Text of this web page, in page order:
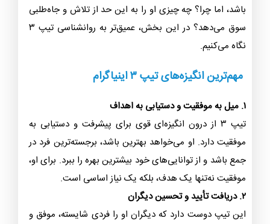
باشد، اما چرا؟ چه چیزی او را به این حد از تلاش و جاه‌طلبی
سوق می‌دهد؟ در این بخش، عمیق‌تر به روانشناسی تیپ ۳
نگاه می‌کنیم.
مهم‌ترین انگیزه‌های تیپ ۳ اینیاگرام
۱. میل به موفقیت و دستیابی به اهداف
تیپ ۳ از درون انگیزه‌ای قوی برای پیشرفت و دستیابی به
موفقیت دارد. او می‌خواهد بهترین باشد، برجسته‌ترین فرد در
جمع باشد و از توانایی‌های خود بیشترین بهره را ببرد. برای او،
موفقیت نه‌تنها یک هدف، بلکه یک نیاز اساسی است.
۲. دریافت تأیید و تحسین دیگران
این تیپ دوست دارد که دیگران او را فردی شایسته، موفق و